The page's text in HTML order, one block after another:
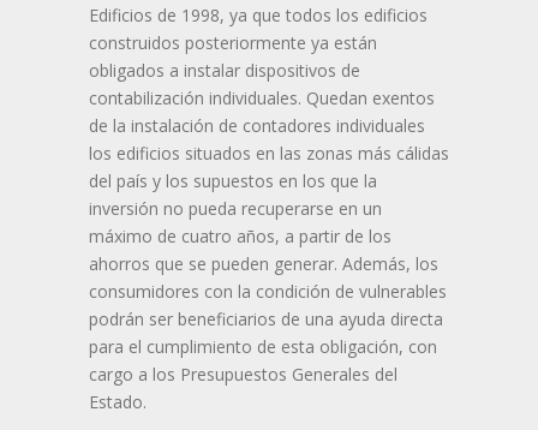
Edificios de 1998, ya que todos los edificios
construidos posteriormente ya están
obligados a instalar dispositivos de
contabilización individuales. Quedan exentos
de la instalación de contadores individuales
los edificios situados en las zonas más cálidas
del país y los supuestos en los que la
inversión no pueda recuperarse en un
máximo de cuatro años, a partir de los
ahorros que se pueden generar. Además, los
consumidores con la condición de vulnerables
podrán ser beneficiarios de una ayuda directa
para el cumplimiento de esta obligación, con
cargo a los Presupuestos Generales del
Estado.